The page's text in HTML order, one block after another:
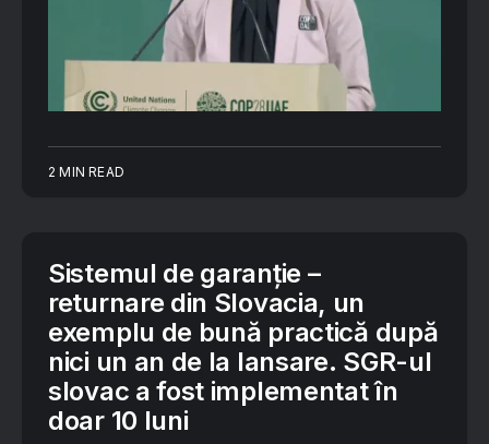
2 MIN READ
Sistemul de garanție –
returnare din Slovacia, un
exemplu de bună practică după
nici un an de la lansare. SGR-ul
slovac a fost implementat în
doar 10 luni